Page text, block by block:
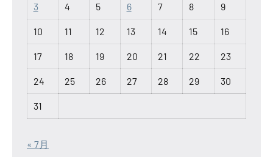
3 4 5 6 7 8 9
10 11 12 13 14 15 16
17 18 19 20 21 22 23
24 25 26 27 28 29 30
31
« 7月